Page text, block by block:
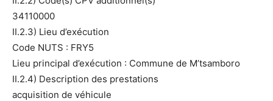
34110000
II.2.3) Lieu d’exécution
Code NUTS : FRY5
Lieu principal d’exécution : Commune de M’tsamboro
II.2.4) Description des prestations
acquisition de véhicule